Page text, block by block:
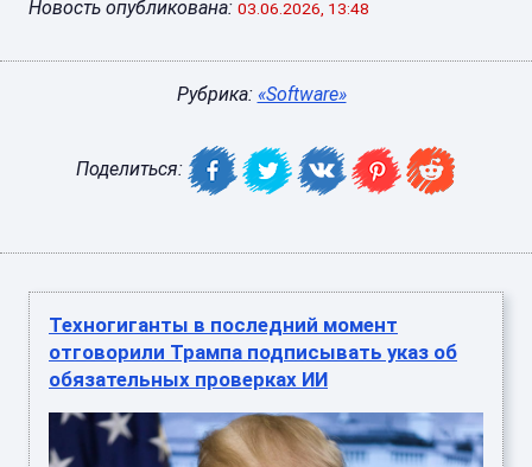
Новость опубликована: 03.06.2026, 13:48
Рубрика: «Software»
Поделиться:
Техногиганты в последний момент
отговорили Трампа подписывать указ об
обязательных проверках ИИ